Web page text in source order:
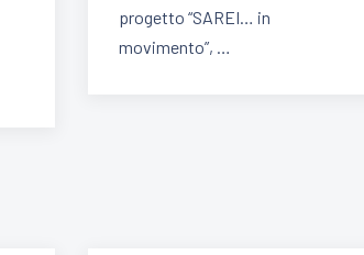
progetto “SAREI… in
movimento”, …